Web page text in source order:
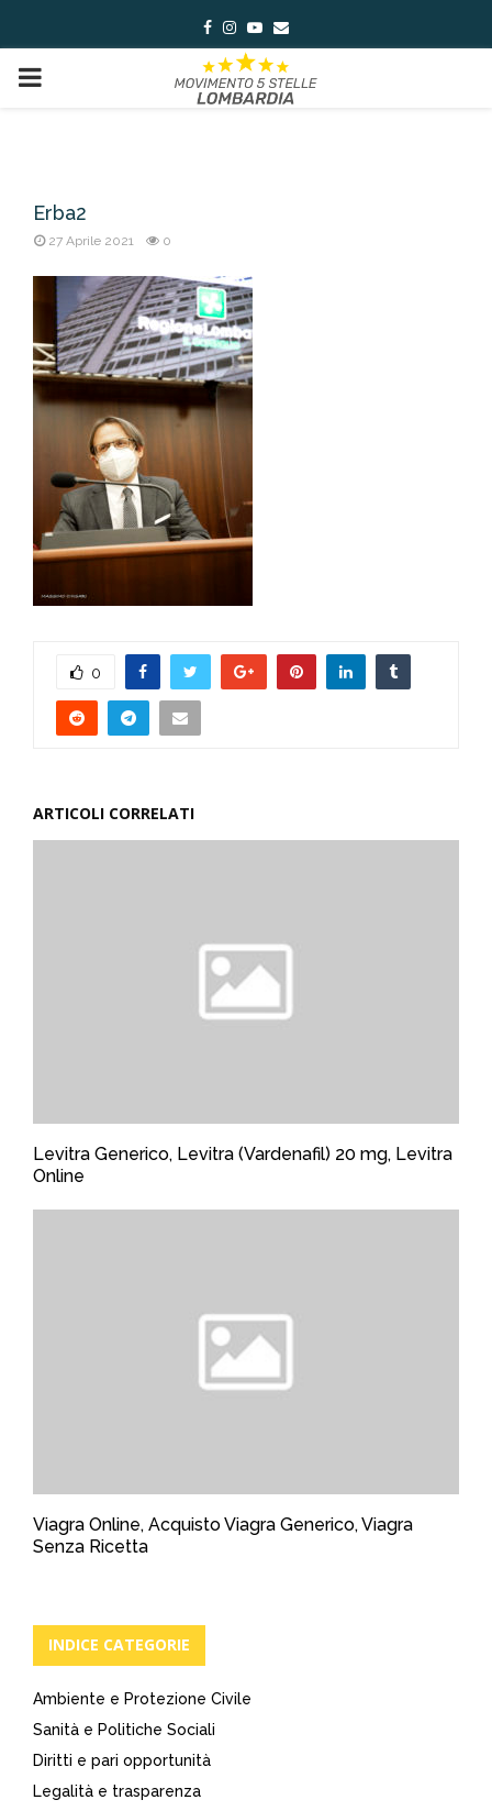
Facebook
Instagram
Youtube
Email
PRIMARY
Erba2
27 Aprile 2021 0
0
ARTICOLI CORRELATI
Levitra Generico, Levitra (Vardenafil) 20 mg, Levitra
Online
Viagra Online, Acquisto Viagra Generico, Viagra
Senza Ricetta
INDICE CATEGORIE
Ambiente e Protezione Civile
Sanità e Politiche Sociali
Diritti e pari opportunità
Legalità e trasparenza